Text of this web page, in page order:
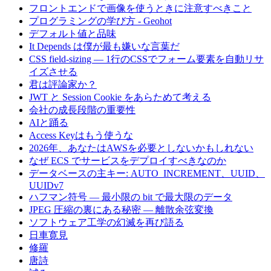
フロントエンドで画像を使うときに注意すべきこと
プログラミングの学び方 - Geohot
デフォルト値と品味
It Depends は僕が最も嫌いな言葉だ
CSS field-sizing — 1行のCSSでフォーム要素を自動リサ
イズさせる
君は評論家か？
JWT と Session Cookie をあらためて考える
会社の成長段階の重要性
AIと踊る
Access Keyはもう使うな
2026年、あなたはAWSを必要としないかもしれない
なぜ ECS でサービスをデプロイすべきなのか
データベースの主キー: AUTO_INCREMENT、UUID、
UUIDv7
ハフマン符号 — 最小限の bit で最大限のデータ
JPEG 圧縮の裏にある秘密 — 離散余弦変換
ソフトウェア工学の幻滅を再び語る
日車寛見
修羅
唐詩